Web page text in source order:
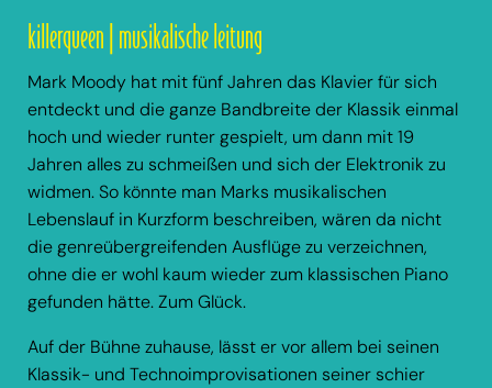
killerqueen | musikalische leitung
Mark Moody hat mit fünf Jahren das Klavier für sich
entdeckt und die ganze Bandbreite der Klassik einmal
hoch und wieder runter gespielt, um dann mit 19
Jahren alles zu schmeißen und sich der Elektronik zu
widmen. So könnte man Marks musikalischen
Lebenslauf in Kurzform beschreiben, wären da nicht
die genreübergreifenden Ausflüge zu verzeichnen,
ohne die er wohl kaum wieder zum klassischen Piano
gefunden hätte. Zum Glück.
Auf der Bühne zuhause, lässt er vor allem bei seinen
Klassik- und Technoimprovisationen seiner schier